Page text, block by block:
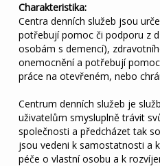
Charakteristika:
Centra denních služeb jsou
potřebují pomoc či podporu z
osobám s demencí),
onemocnění a potřebují
práce na otevřeném, nebo
Centrum denních služeb je
uživatelům smysluplně trávit
společnosti a předcházet tak
jsou vedeni k samostatnosti a
péče o vlastní osobu a k